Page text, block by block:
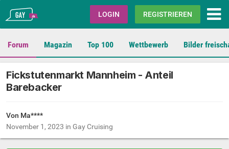
Gay.de LOGIN REGISTRIEREN
Forum Magazin Top 100 Wettbewerb Bilder
Fickstutenmarkt Mannheim - Anteil
Barebacker
Von Ma****
November 1, 2023 in Gay Cruising